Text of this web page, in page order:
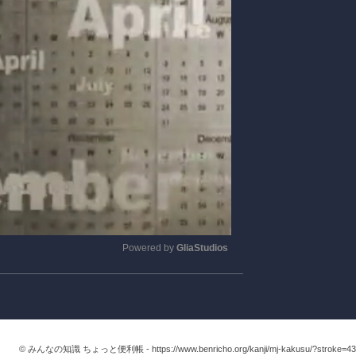
Powered by GliaStudios
© みんなの知識 ちょっと便利帳 - https://www.benricho.org/kanji/mj-kakusu/?stroke=43